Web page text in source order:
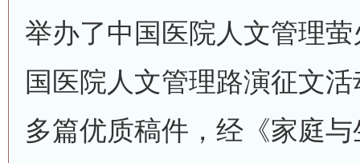
举办了中国医院人文管理
国医院人文管理路演征文
多篇优质稿件，经《家庭